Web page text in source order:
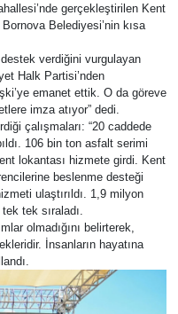
gerçekleştirilen Kent
Belediyesi’nin kısa
destek verdiğini vurgulayan
Halk Partisi’nden
emanet ettik. O da göreve
imza atıyor” dedi.
çalışmaları: “20 caddede
106 bin ton asfalt serimi
lokantası hizmete girdi. Kent
beslenme desteği
ulaştırıldı. 1,9 milyon
tek sıraladı.
olmadığını belirterek,
İnsanların hayatına